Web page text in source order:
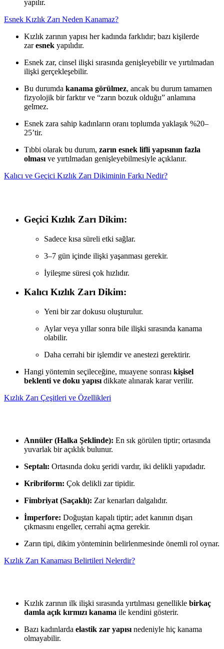
yapılır.
Esnek Kızlık Zarı Neden Kanamaz?
Kızlık zarının yapısı her kadında farklıdır; bazı kişilerde
zaresnek yapılıdır.
Esnek zar, cinsel ilişki sırasında genişleyebilir ve yırtılmadan
ilişki gerçekleşebilir.
Bu durumda kanama görülmez, ancak bu durum tamamen
fizyolojik bir farktır ve “zarın bozuk olduğu” anlamına
gelmez.
Esnek zara sahip kadınların oranı toplumda yaklaşık %20–
25’tir.
Tıbbi olarak bu durum, zarın esnek lifli yapısının fazla
olması ve yırtılmadan genişleyebilmesiyle açıklanır.
Kalıcı ve Geçici Kızlık Zarı Dikiminin Farkı Nedir?
Geçici Kızlık Zarı Dikim:
Sadece kısa süreli etki sağlar.
3–7 gün içinde ilişki yaşanması gerekir.
İyileşme süresi çok hızlıdır.
Kalıcı Kızlık Zarı Dikim:
Yeni bir zar dokusu oluşturulur.
Aylar veya yıllar sonra bile ilişki sırasında kanama
olabilir.
Daha cerrahi bir işlemdir ve anestezi gerektirir.
Hangi yöntemin seçileceğine, muayene sonrası kişisel
beklenti ve doku yapısı dikkate alınarak karar verilir.
Kızlık Zarı Çeşitleri ve Özellikleri
Annüler (Halka Şeklinde): En sık görülen tiptir; ortasında
yuvarlak bir açıklık bulunur.
Septalı: Ortasında doku şeridi vardır, iki delikli yapıdadır.
Kribriform: Çok delikli zar tipidir.
Fimbriyat (Saçaklı): Zar kenarları dalgalıdır.
İmperfore: Doğuştan kapalı tiptir; adet kanının dışarı
çıkmasını engeller, cerrahi açma gerekir.
Zarın tipi, dikim yönteminin belirlenmesinde önemli rol oynar.
Kızlık Zarı Kanaması Belirtileri Nelerdir?
Kızlık zarının ilk ilişki sırasında yırtılması genellikle birkaç
damla açık kırmızı kanama ile kendini gösterir.
Bazı kadınlarda elastik zar yapısı nedeniyle hiç kanama
olmayabilir.